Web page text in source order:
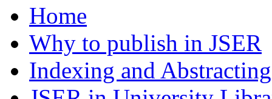
Home
Why to publish in JSER
Indexing and Abstracting